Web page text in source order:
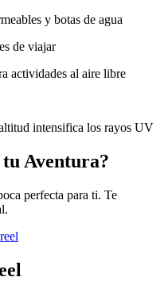
y botas de agua
de viajar
actividades al aire libre
intensifica los rayos UV
Aventura?
perfecta para ti. Te